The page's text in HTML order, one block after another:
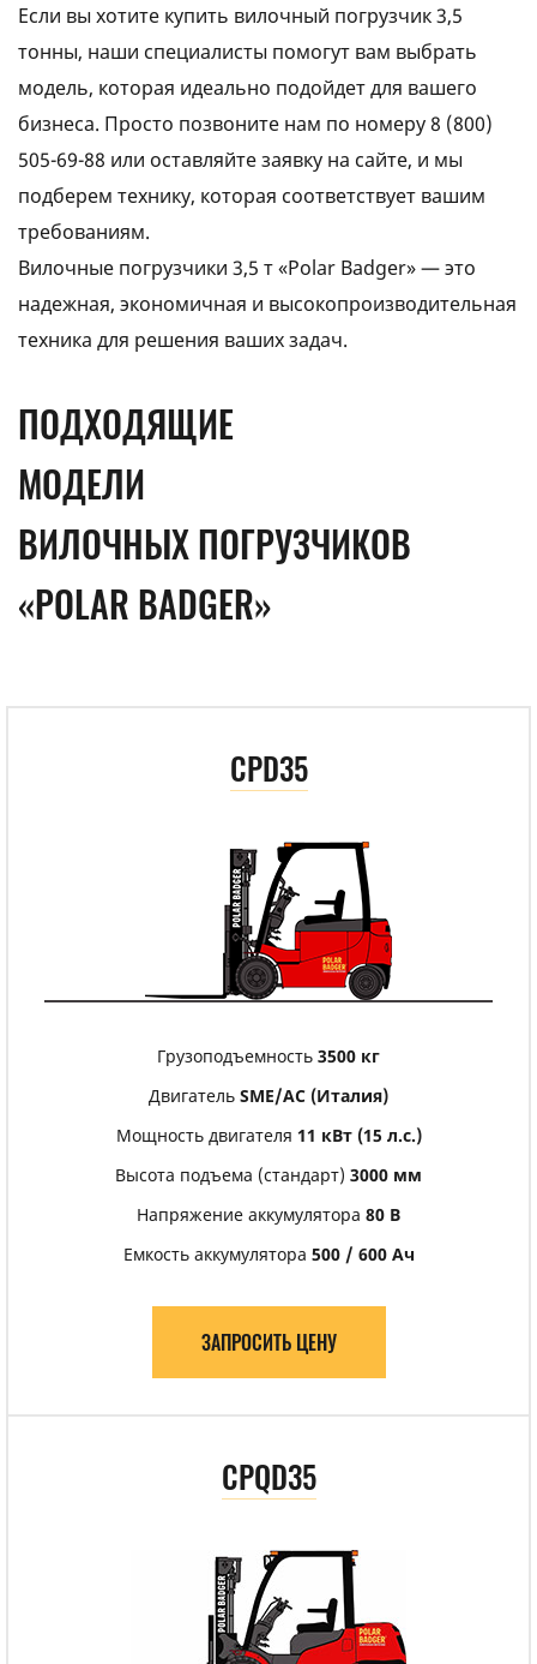
Если вы хотите купить вилочный погрузчик 3,5
тонны, наши специалисты помогут вам выбрать
модель, которая идеально подойдет для вашего
бизнеса. Просто позвоните нам по номеру 8 (800)
505-69-88 или оставляйте заявку на сайте, и мы
подберем технику, которая соответствует вашим
требованиям.
Вилочные погрузчики 3,5 т «Polar Badger» — это
надежная, экономичная и высокопроизводительная
техника для решения ваших задач.
ПОДХОДЯЩИЕ
МОДЕЛИ
ВИЛОЧНЫХ ПОГРУЗЧИКОВ
«POLAR BADGER»
CPD35
Грузоподъемность 3500 кг
Двигатель SME/АС (Италия)
Мощность двигателя 11 кВт (15 л.с.)
Высота подъема (стандарт) 3000 мм
Напряжение аккумулятора 80 В
Емкость аккумулятора 500 / 600 Ач
ЗАПРОСИТЬ ЦЕНУ
CPQD35